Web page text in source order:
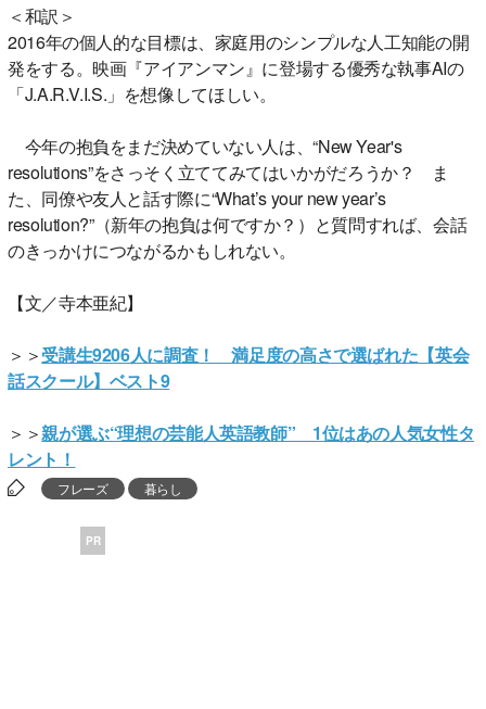
＜和訳＞
2016年の個人的な目標は、家庭用のシンプルな人工知能の開
発をする。映画『アイアンマン』に登場する優秀な執事AIの
「J.A.R.V.I.S.」を想像してほしい。
今年の抱負をまだ決めていない人は、“New Year's
resolutions”をさっそく立ててみてはいかがだろうか？ ま
た、同僚や友人と話す際に“What’s your new year’s
resolution?”（新年の抱負は何ですか？）と質問すれば、会話
のきっかけにつながるかもしれない。
【文／寺本亜紀】
＞＞受講生9206人に調査！ 満足度の高さで選ばれた【英会
話スクール】ベスト9
＞＞親が選ぶ“理想の芸能人英語教師” 1位はあの人気女性タ
レント！
フレーズ 暮らし
PR